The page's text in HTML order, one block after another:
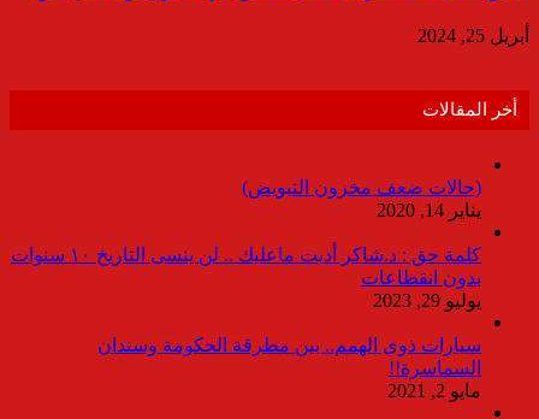
أبريل 25, 2024
أخر المقالات
(حالات ضعف مخزون التبويض)
يناير 14, 2020
كلمة حق : د.شاكر أديت ماعليك .. لن ينسى التاريخ ١٠ سنوات
بدون انقطاعات
يوليو 29, 2023
سيارات ذوى الهمم.. بين مطرقة الحكومة وسندان
السماسرة!!
مايو 2, 2021